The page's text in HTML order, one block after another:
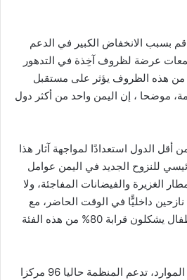
بسبب الانخفاض الكبير في الدعم
عرضة لظروف آخِذة في التدهور
من هذه الظروف يؤثر على مستقبل
موضحا ، إن اليمن واحد من أكثر دول
الدول استعدادًا لمواجهة آثار هذا
للنزوح الجديد في اليمن عوامل
الغزيرة والفيضانات المفاجئة، ولا
شخص نازحين داخليًّا في الوقت الحاضر، مع
الإشارة إلى أن النساء والأطفال يشكلون قرابة 80% من هذه الفئة
ورغم الضغوط الكبيرة على الموارد، تدعم المنظمة حاليا 96 مركزا